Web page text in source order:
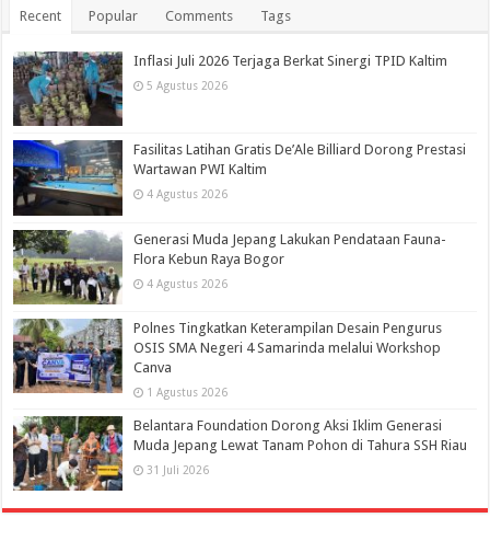
Recent Popular Comments Tags
Inflasi Juli 2026 Terjaga Berkat Sinergi TPID Kaltim
5 Agustus 2026
Fasilitas Latihan Gratis De’Ale Billiard Dorong Prestasi
Wartawan PWI Kaltim
4 Agustus 2026
Generasi Muda Jepang Lakukan Pendataan Fauna-
Flora Kebun Raya Bogor
4 Agustus 2026
Polnes Tingkatkan Keterampilan Desain Pengurus
OSIS SMA Negeri 4 Samarinda melalui Workshop
Canva
1 Agustus 2026
Belantara Foundation Dorong Aksi Iklim Generasi
Muda Jepang Lewat Tanam Pohon di Tahura SSH Riau
31 Juli 2026